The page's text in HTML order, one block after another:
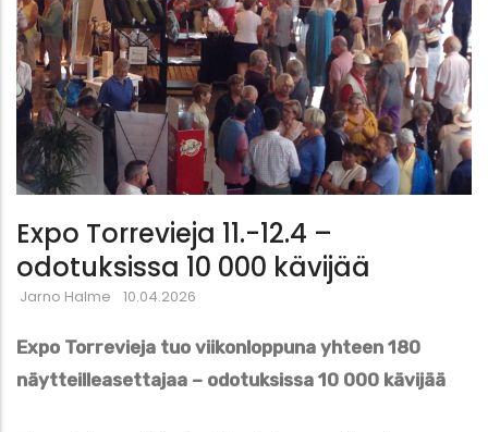
Expo Torrevieja 11.-12.4 –
odotuksissa 10 000 kävijää
Jarno Halme 10.04.2026
Expo Torrevieja tuo viikonloppuna yhteen 180
näytteilleasettajaa – odotuksissa 10 000 kävijää